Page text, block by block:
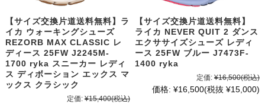
【サイズ交換片道送料無料】ラ
イカ ウォーキングシューズ
REZORB MAX CLASSIC レ
ディース 25FW J2245M-
1700 ryka スニーカー レディ
ス ディボーション エックス マ
ックス クラシック
定価: ¥15,400(税込)
【サイズ交換片道送料無料】
ライカ NEVER QUIT 2 ダンス
エクササイズシューズ レディ
ース 25FW ブルー J7473F-
1400 ryka
定価: ¥16,500(税込)
価格: ¥16,500(税抜 ¥15,000)